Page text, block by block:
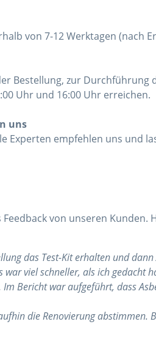
von 7-12 Werktagen (nach
Bestellung, zur Durchführung
Uhr und 16:00 Uhr erreichen.
uns
Experten empfehlen uns und
von unseren
das Test-Kit erhalten und
war viel schneller, als ich gedacht
Bericht war aufgeführt, dass
die Renovierung